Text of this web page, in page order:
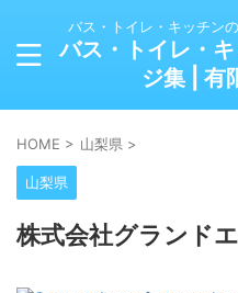
バス・トイレ・キッチン
バス・トイレ・
ジ集 | 有
HOME > 山梨県 >
山梨県
株式会社グランド